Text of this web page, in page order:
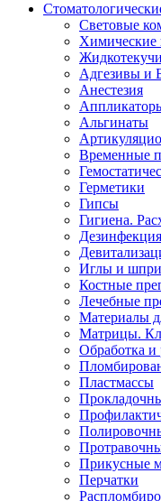
Световые
Химические
Адгезивы и
Анестезия
Альгинаты
Временные
Герметики
Гипсы
Гигиена.
Дезинфекция
Иглы и
Костные
Лечебные
Материалы
Матрицы.
Обработка и
Пластмассы
Прикусные
Перчатки